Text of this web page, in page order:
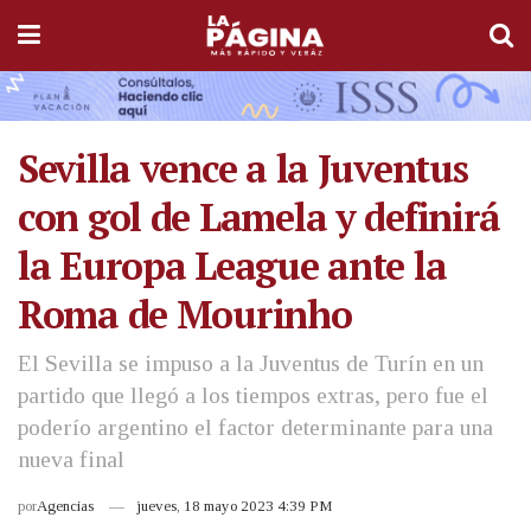
Sevilla vence a la Juventus
con gol de Lamela y definirá
la Europa League ante la
Roma de Mourinho
El Sevilla se impuso a la Juventus de Turín en un
partido que llegó a los tiempos extras, pero fue el
poderío argentino el factor determinante para una
nueva final
porAgencias jueves, 18 mayo 2023 4:39 PM